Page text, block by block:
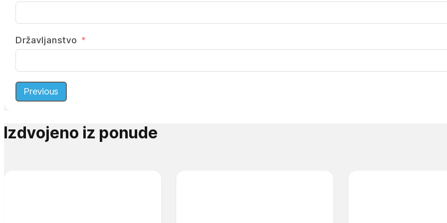
Državljanstvo
Previous
Izdvojeno iz ponude